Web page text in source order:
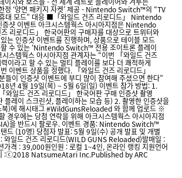
정 ‘양면 패키지 자켓’ 제공 - Nintendo Switch™의 “TV
대 모드” 대응 ■「와일드 건즈 리로디드」 Nintendo
샷 이벤트 아크시스템웍스 아시아지점은 Nintendo
리로디드」 한국어판의 구매자를 대상으로 트위터와
는 인증샷 이벤트를 진행하며, 상품으로 테이블 모드
수 있는 ‘Nintendo Switch™ 전용 조이트론 플레이
시스템웍스 아시아지점 관계자는 “이번 「와일드 건즈
이라고 할 수 있는 멀티 플레이를 보다 더 쾌적하게
이벤트 상품을 정했다. 「와일드 건즈 리로디드」
들이 인증샷 이벤트에 부디 많이 참여해 주셨으면 한다”
년 4월 19일(목) ~ 5월 6일(일) 이벤트 참가 방법: 1.
일드 건즈 리로디드」 한국어판 구매 인증샷 촬영
플레이 스크린샷, 플레이하는 모습 등) 2. 촬영한 인증샷을
북)에 해시태그 #WildGunsReloaded 와 함께 업로드 ※
경우에는 당첨 연락을 위해 아크시스템웍스 아시아지점
을 반드시 팔로우. 이벤트 경품: Nintendo Switch™
드 (10명) 당첨자 발표: 5월 9일(수) 공개 발표 및 개별
와일드 건즈 리로디드(WILD GUNS Reloaded)발매일 :
가격 : 39,000원인원 : 로컬 1~4인, 온라인 랭킹 지원언어
:ⓒ2018 NatsumeAtari Inc.Published by ARC